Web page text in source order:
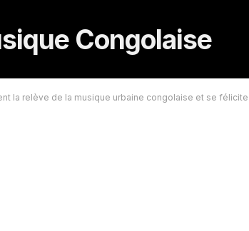
la relève de la musique urbaine congolaise et se